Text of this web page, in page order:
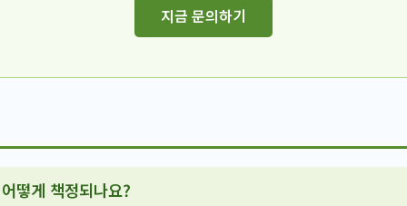
지금 문의하기
떻게 책정되나요?